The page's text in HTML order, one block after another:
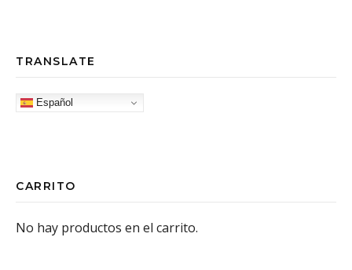
TRANSLATE
Español
CARRITO
No hay productos en el carrito.